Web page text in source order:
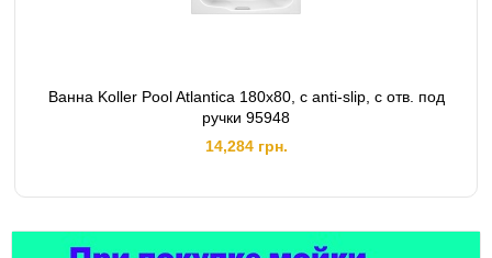
Ванна Koller Pool Atlantica 180x80, с anti-slip, с отв. под
ручки 95948
14,284 грн.